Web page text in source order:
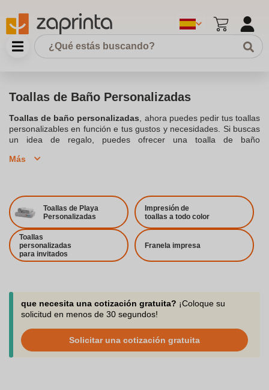
Toallas de Baño Personalizadas
Toallas de baño personalizadas , ahora puedes pedir tus toallas
personalizables en función e tus gustos y necesidades. Si buscas
un idea de regalo, puedes ofrecer una toalla de baño
perfecta si tienes un gimnasio, spa, salón de belleza u ofreces
servicio profesional a tus clientes, cuidado hasta los pequeños
detalles. Imprime elnombre y el logotipode tu negocio, si
deseas impresionar a tus mejores clientes, opta por una
toalla
personalizada con su nombre . ¿Tienes un club deportivo o
gimnasio? Descubre las
Toallas Personalizadas
para regalar a tus
clientes como bienvenida.
Más
Toallas de Playa
Personalizadas
Impresión de
toallas a todo color
Toallas
personalizadas
para invitados
Franela impresa
que necesita una cotización gratuita? ¡Coloque su
solicitud en menos de 30 segundos!
Solicitar una cotización gratuita